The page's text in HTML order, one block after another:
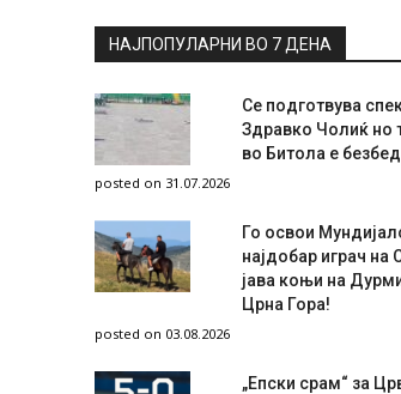
НАЈПОПУЛАРНИ ВО 7 ДЕНА
Се подготвува
Здравко Чолиќ но
во Битола е
posted on 31.07.2026
Го освои
најдобар играч на
јава коњи на
Црна Гора!
posted on 03.08.2026
„Епски срам“ за